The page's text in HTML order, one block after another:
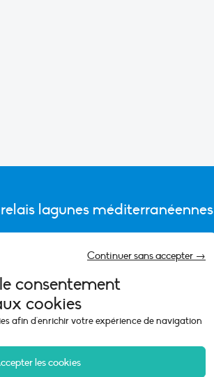
consentement
cookies
afin d'enrichir votre expérience de navigation
les cookies
Continuer sans accepter →
lagunes méditerranéennes
L’ÉQUIPE DU PÔLE